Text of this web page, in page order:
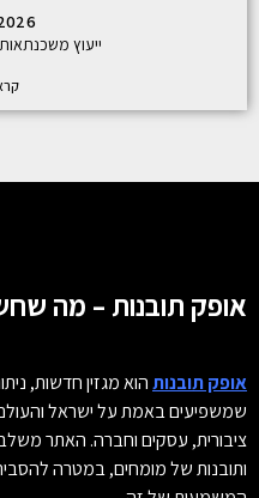
ייעוץ משכנתאות
אופק תובנות – מה
אופק תובנותהוא מגזין חדשות,
שמשפיעים באמת על ישראל
ציבורית, עסקים וחברה. האתר
ותובנות של מומחים, במטרה